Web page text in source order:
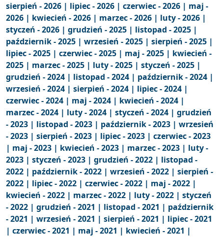
sierpień - 2026 | lipiec - 2026 | czerwiec - 2026 | maj -
2026 | kwiecień - 2026 | marzec - 2026 | luty - 2026 |
styczeń - 2026 | grudzień - 2025 | listopad - 2025 |
październik - 2025 | wrzesień - 2025 | sierpień - 2025 |
lipiec - 2025 | czerwiec - 2025 | maj - 2025 | kwiecień -
2025 | marzec - 2025 | luty - 2025 | styczeń - 2025 |
grudzień - 2024 | listopad - 2024 | październik - 2024 |
wrzesień - 2024 | sierpień - 2024 | lipiec - 2024 |
czerwiec - 2024 | maj - 2024 | kwiecień - 2024 |
marzec - 2024 | luty - 2024 | styczeń - 2024 | grudzień
- 2023 | listopad - 2023 | październik - 2023 | wrzesień
- 2023 | sierpień - 2023 | lipiec - 2023 | czerwiec - 2023
| maj - 2023 | kwiecień - 2023 | marzec - 2023 | luty -
2023 | styczeń - 2023 | grudzień - 2022 | listopad -
2022 | październik - 2022 | wrzesień - 2022 | sierpień -
2022 | lipiec - 2022 | czerwiec - 2022 | maj - 2022 |
kwiecień - 2022 | marzec - 2022 | luty - 2022 | styczeń
- 2022 | grudzień - 2021 | listopad - 2021 | październik
- 2021 | wrzesień - 2021 | sierpień - 2021 | lipiec - 2021
| czerwiec - 2021 | maj - 2021 | kwiecień - 2021 |